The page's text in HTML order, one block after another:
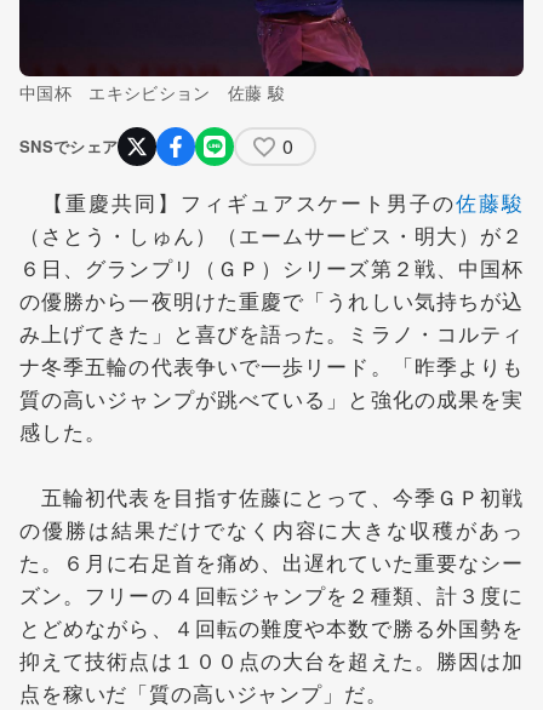
中国杯 エキシビション 佐藤 駿
SNSでシェア 0
【重慶共同】フィギュアスケート男子の佐藤駿
（さとう・しゅん）（エームサービス・明大）が２
６日、グランプリ（ＧＰ）シリーズ第２戦、中国杯
の優勝から一夜明けた重慶で「うれしい気持ちが込
み上げてきた」と喜びを語った。ミラノ・コルティ
ナ冬季五輪の代表争いで一歩リード。「昨季よりも
質の高いジャンプが跳べている」と強化の成果を実
感した。
五輪初代表を目指す佐藤にとって、今季ＧＰ初戦
の優勝は結果だけでなく内容に大きな収穫があっ
た。６月に右足首を痛め、出遅れていた重要なシー
ズン。フリーの４回転ジャンプを２種類、計３度に
とどめながら、４回転の難度や本数で勝る外国勢を
抑えて技術点は１００点の大台を超えた。勝因は加
点を稼いだ「質の高いジャンプ」だ。